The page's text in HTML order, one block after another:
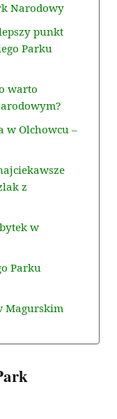
Narodowy
punkt
Parku
warto
w Olchowcu –
z
w
Parku
Magurskim